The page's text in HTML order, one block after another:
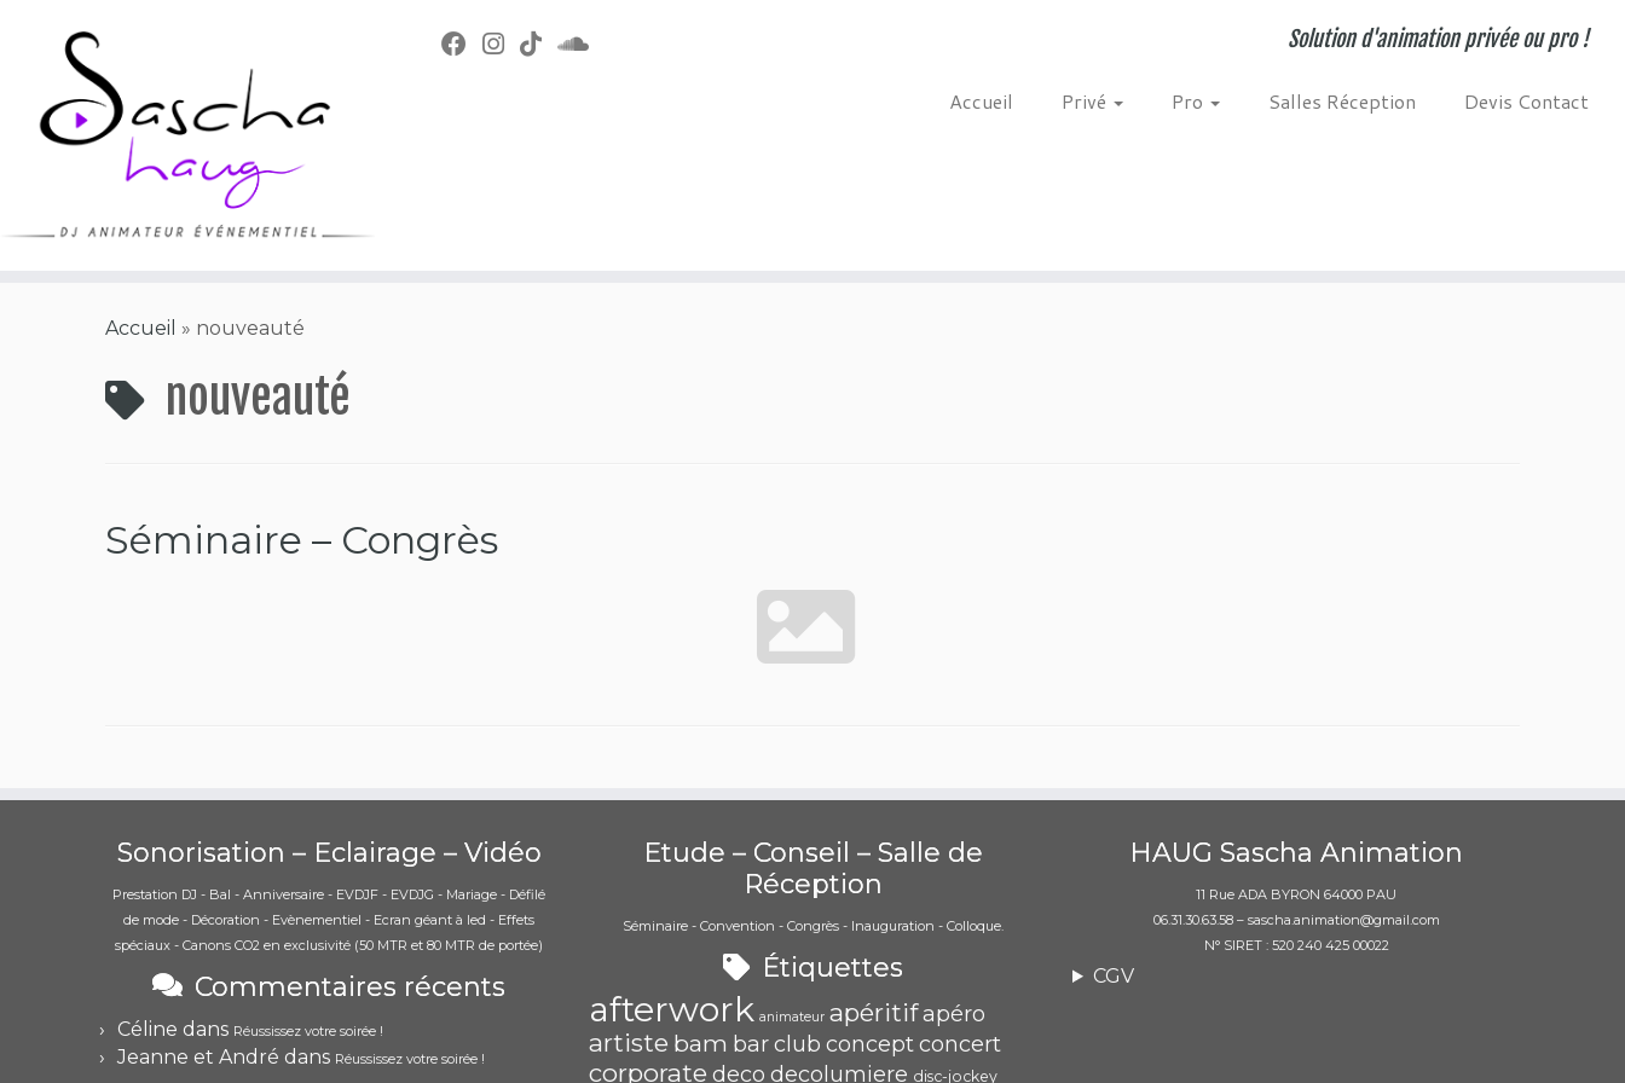
content
Solution d'animation privée ou pro !
Accueil Privé Pro Salles Réception Devis Contact
Accueil » nouveauté
nouveauté
Séminaire – Congrès
Sonorisation – Eclairage – Vidéo
Prestation DJ - Bal - Anniversaire - EVDJF - EVDJG - Mariage - Défilé
de mode - Décoration - Evènementiel - Ecran géant à led - Effets
spéciaux - Canons CO2 en exclusivité (50 MTR et 80 MTR de portée)
Commentaires récents
Céline dans Réussissez votre soirée !
Jeanne et André dans Réussissez votre soirée !
Etude – Conseil – Salle de
Réception
Séminaire - Convention - Congrès - Inauguration - Colloque.
Étiquettes
afterwork animateur apéritifapéro
artiste bam barclub conceptconcert
corporate deco decolumiere disc-jockey
HAUG Sascha Animation
11 Rue ADA BYRON 64000 PAU
06.31.30.63.58 – sascha.animation@gmail.com
N° SIRET : 520 240 425 00022
CGV